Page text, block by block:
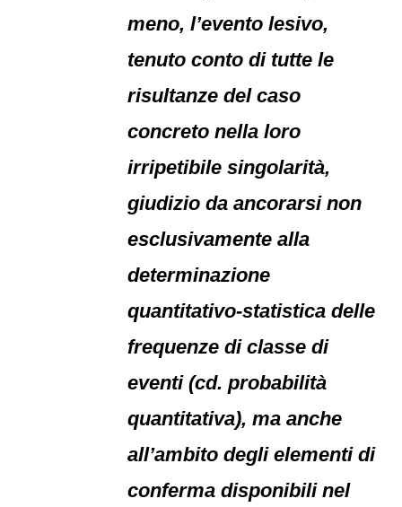
meno, l’evento lesivo,
tenuto conto di tutte le
risultanze del caso
concreto nella loro
irripetibile singolarità,
giudizio da ancorarsi non
esclusivamente alla
determinazione
quantitativo-statistica delle
frequenze di classe di
eventi (cd. probabilità
quantitativa), ma anche
all’ambito degli elementi di
conferma disponibili nel